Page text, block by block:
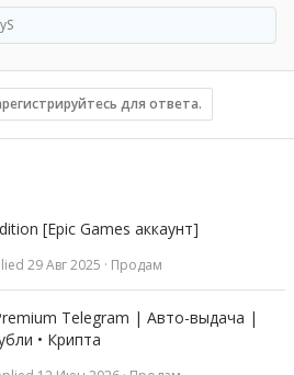
для ответа.
[Epic Games аккаунт]
Продам
29 Авг 2025
Telegram | Авто-выдача |
• Крипта